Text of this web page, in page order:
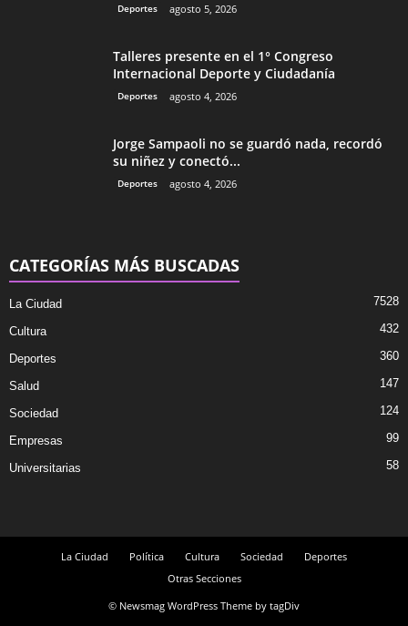
Deportes agosto 5, 2026
Talleres presente en el 1° Congreso
Internacional Deporte y Ciudadanía
Deportes agosto 4, 2026
Jorge Sampaoli no se guardó nada, recordó
su niñez y conectó...
Deportes agosto 4, 2026
CATEGORÍAS MÁS BUSCADAS
La Ciudad 7528
Cultura 432
Deportes 360
Salud 147
Sociedad 124
Empresas 99
Universitarias 58
La Ciudad Política Cultura Sociedad
Deportes
Otras Secciones
© Newsmag WordPress Theme by tagDiv